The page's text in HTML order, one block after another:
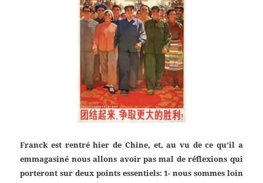
Franck est rentré hier de Chine, et, au vu de ce qu’il a
emmagasiné nous allons avoir pas mal de réflexions qui
porteront sur deux points essentiels: 1- nous sommes loin